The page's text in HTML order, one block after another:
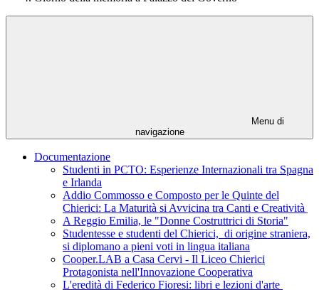
Menu di
navigazione
Documentazione
Studenti in PCTO: Esperienze Internazionali tra Spagna
e Irlanda
Addio Commosso e Composto per le Quinte del
Chierici: La Maturità si Avvicina tra Canti e Creatività
A Reggio Emilia, le "Donne Costruttrici di Storia"
Studentesse e studenti del Chierici, di origine straniera,
si diplomano a pieni voti in lingua italiana
Cooper.LAB a Casa Cervi - Il Liceo Chierici
Protagonista nell'Innovazione Cooperativa
L'eredità di Federico Fioresi: libri e lezioni d'arte